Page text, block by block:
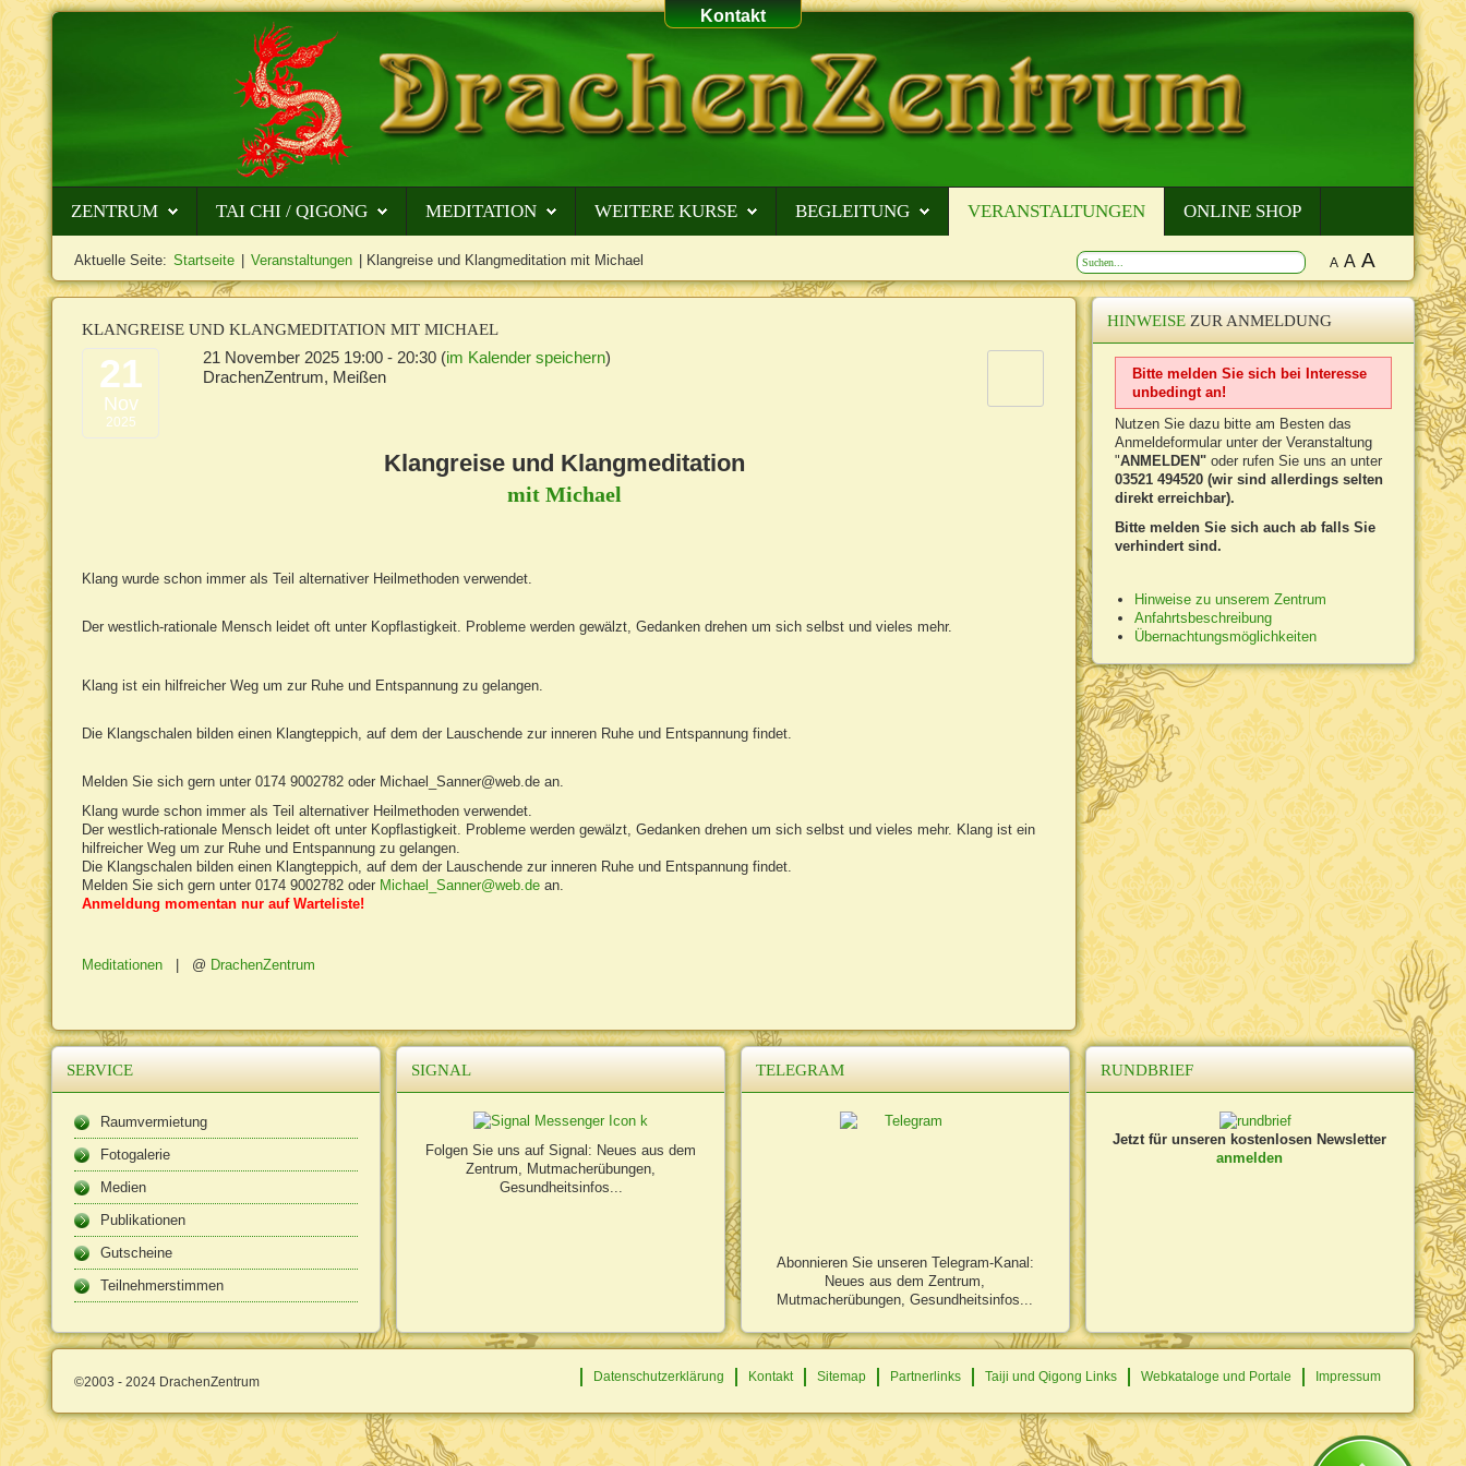
Kontakt
ZENTRUM TAI CHI / QIGONG MEDITATION WEITERE KURSE BEGLEITUNG VERANSTALTUNGEN ONLINE SHOP
Aktuelle Seite: Startseite Veranstaltungen Klangreise und Klangmeditation mit Michael A A A
KLANGREISEUND KLANGMEDITATION MIT MICHAEL
21
Nov
2025
21 November 2025 19:00 - 20:30 (im Kalender speichern)
DrachenZentrum, Meißen
Klangreise und Klangmeditation
mit Michael
Klang wurde schon immer als Teil alternativer Heilmethoden verwendet.
Der westlich-rationale Mensch leidet oft unter Kopflastigkeit. Probleme werden gewälzt, Gedanken drehen um sich selbst und vieles mehr.
Klang ist ein hilfreicher Weg um zur Ruhe und Entspannung zu gelangen.
Die Klangschalen bilden einen Klangteppich, auf dem der Lauschende zur inneren Ruhe und Entspannung findet.
Melden Sie sich gern unter 0174 9002782 oder Michael_Sanner@web.de an.
Klang wurde schon immer als Teil alternativer Heilmethoden verwendet.
Der westlich-rationale Mensch leidet oft unter Kopflastigkeit. Probleme werden gewälzt, Gedanken drehen um sich selbst und vieles mehr. Klang ist ein
hilfreicher Weg um zur Ruhe und Entspannung zu gelangen.
Die Klangschalen bilden einen Klangteppich, auf dem der Lauschende zur inneren Ruhe und Entspannung findet.
Melden Sie sich gern unter 0174 9002782 oder Michael_Sanner@web.de an.
Anmeldung momentan nur auf Warteliste!
Meditationen DrachenZentrum
HINWEISE ZUR ANMELDUNG
Bitte melden Sie sich bei Interesse
unbedingt an!
Nutzen Sie dazu bitte am Besten das
Anmeldeformular unter der Veranstaltung
"ANMELDEN" oder rufen Sie uns an unter
03521 494520 (wir sind allerdings selten
direkt erreichbar).
Bitte melden Sie sich auch ab falls Sie
verhindert sind.
Hinweise zu unserem Zentrum
Anfahrtsbeschreibung
Übernachtungsmöglichkeiten
SERVICE
Raumvermietung
Fotogalerie
Medien
Publikationen
Gutscheine
Teilnehmerstimmen
SIGNAL
Folgen Sie uns auf Signal: Neues aus dem
Zentrum, Mutmacherübungen,
Gesundheitsinfos...
TELEGRAM
Abonnieren Sie unseren Telegram-Kanal:
Neues aus dem Zentrum,
Mutmacherübungen, Gesundheitsinfos...
RUNDBRIEF
Jetzt für unseren kostenlosen Newsletter
anmelden
©2003 - 2024 DrachenZentrum Impressum
Webkataloge und Portale
Taiji und Qigong Links
Partnerlinks
Sitemap
Kontakt
Datenschutzerklärung